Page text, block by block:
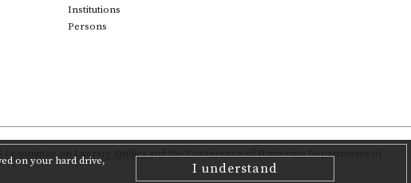
on your hard drive,
I understand
Institutions
Persons
Committee on Literary Studiesand the Conference of University Departments of